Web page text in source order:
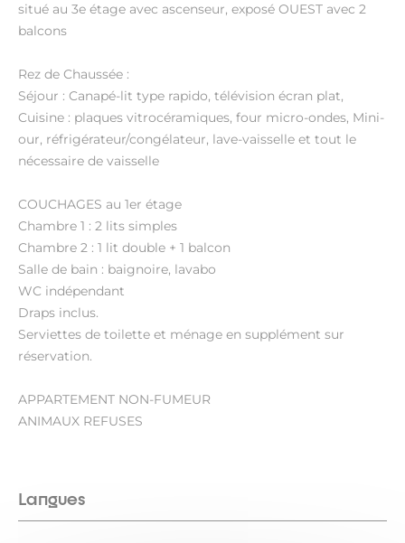
situé au 3e étage avec ascenseur, exposé OUEST avec 2
balcons
Rez de Chaussée :
Séjour : Canapé-lit type rapido, télévision écran plat,
Cuisine : plaques vitrocéramiques, four micro-ondes, Mini-
our, réfrigérateur/congélateur, lave-vaisselle et tout le
nécessaire de vaisselle
COUCHAGES au 1er étage
Chambre 1 : 2 lits simples
Chambre 2 : 1 lit double + 1 balcon
Salle de bain : baignoire, lavabo
WC indépendant
Draps inclus.
Serviettes de toilette et ménage en supplément sur
réservation.
APPARTEMENT NON-FUMEUR
ANIMAUX REFUSES
Langues